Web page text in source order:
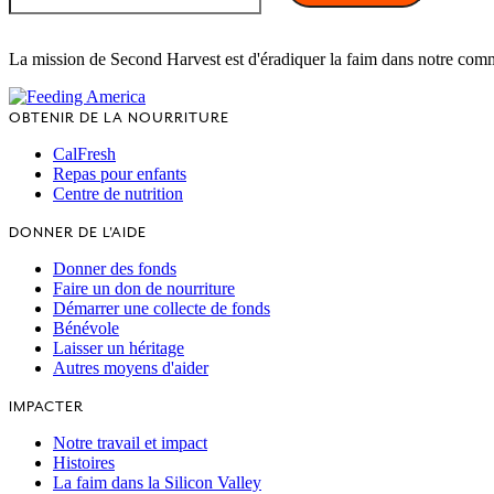
La mission de Second Harvest est d'éradiquer la faim dans notre
OBTENIR DE LA NOURRITURE
CalFresh
Repas pour enfants
Centre de nutrition
DONNER DE L'AIDE
Donner des fonds
Faire un don de nourriture
Démarrer une collecte de fonds
Bénévole
Laisser un héritage
Autres moyens d'aider
IMPACTER
Notre travail et impact
Histoires
La faim dans la Silicon Valley